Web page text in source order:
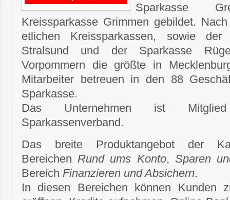
Sparkasse
Kreissparkasse Grimmen gebildet.
etlichen Kreissparkassen, sowie der
Stralsund und der Sparkasse
Vorpommern die größte in
Mitarbeiter betreuen in den 88
Sparkasse.
Das Unternehmen ist
Sparkassenverband.
Das breite Produktangebot der
Bereichen Rund ums Konto, Sparen
Bereich Finanzieren und Absichern.
In diesen Bereichen können Kunden